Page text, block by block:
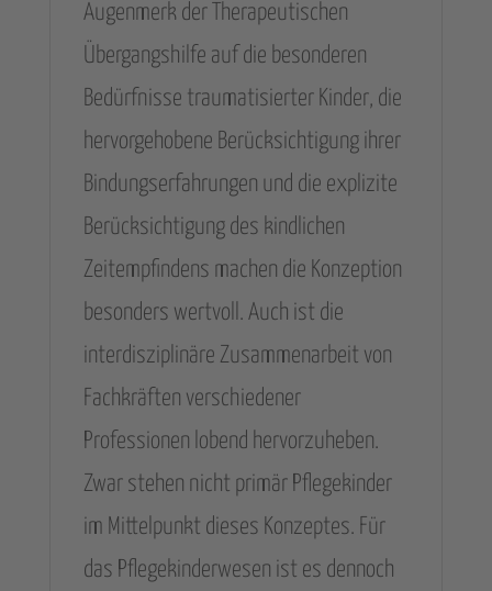
Augenmerk der Therapeutischen
Übergangshilfe auf die besonderen
Bedürfnisse traumatisierter Kinder, die
hervorgehobene Berücksichtigung ihrer
Bindungserfahrungen und die explizite
Berücksichtigung des kindlichen
Zeitempfindens machen die Konzeption
besonders wertvoll. Auch ist die
interdisziplinäre Zusammenarbeit von
Fachkräften verschiedener
Professionen lobend hervorzuheben.
Zwar stehen nicht primär Pflegekinder
im Mittelpunkt dieses Konzeptes. Für
das Pflegekinderwesen ist es dennoch